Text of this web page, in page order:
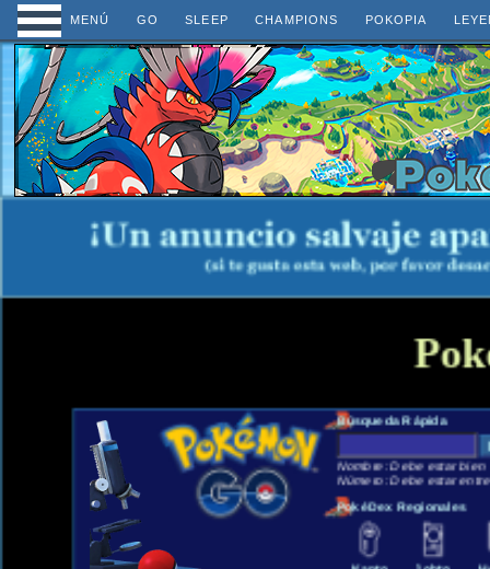
MENÚ GO SLEEP CHAMPIONS POKOPIA
Búsqueda Rápida
Nombre: Debe estar bien
Número: Debe estar
PokéDex Regionales